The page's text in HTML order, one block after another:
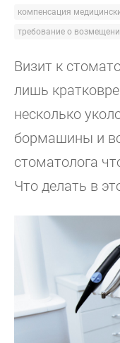
компенсация
требование о
Визит к
лишь
несколько
бормашины и
стоматолога
Что делать в